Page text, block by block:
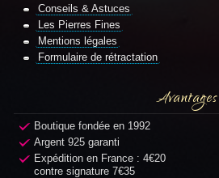
Conseils & Astuces
Les Pierres Fines
Mentions légales
Formulaire de rétractation
Avantages
Boutique fondée en 1992
Argent 925 garanti
Expédition en France : 4€20
contre signature 7€35